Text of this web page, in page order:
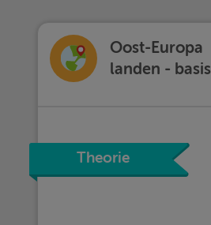
Oost-Europa
landen - basis
Theorie